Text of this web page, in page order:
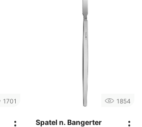
1701 1854
Spatel n. Bangerter